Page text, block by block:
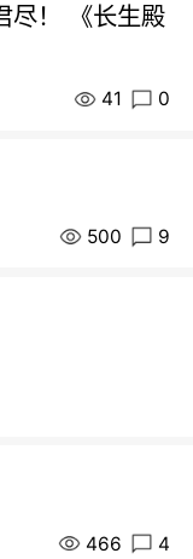
尽！ 《长生殿
41 0
500 9
466 4